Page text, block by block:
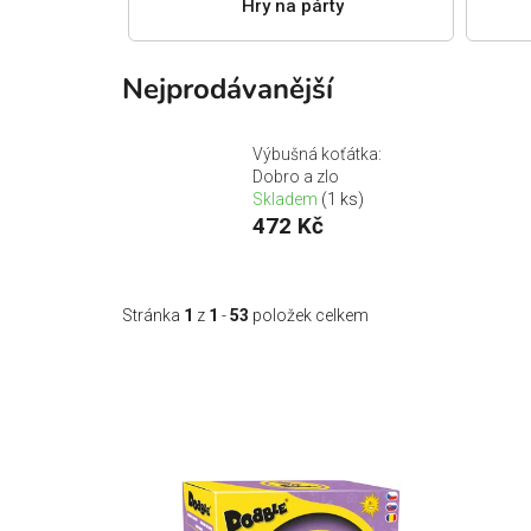
Hry na párty
Nejprodávanější
Výbušná koťátka:
Dobro a zlo
Skladem (1 ks)
472 Kč
Stránka 1 z 1 -53 položek celkem